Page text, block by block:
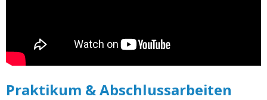
Praktikum & Abschlussarbeiten